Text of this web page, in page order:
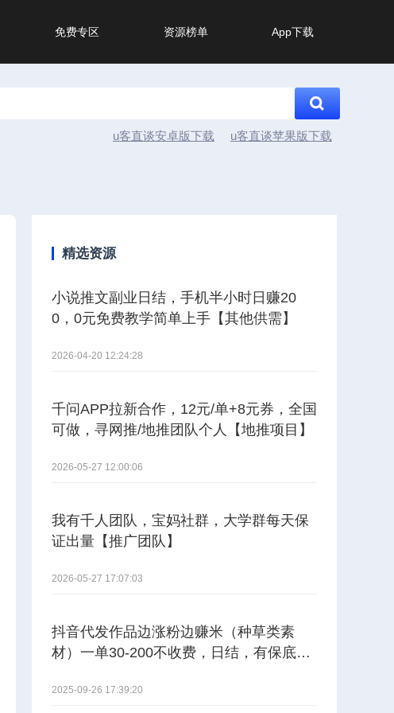
免费专区 资源榜单 App下载
u客直谈安卓版下载 u客直谈苹果版下载
精选资源
小说推文副业日结，手机半小时日赚20
0，0元免费教学简单上手【其他供需】
2026-04-20 12:24:28
千问APP拉新合作，12元/单+8元券，全国
可做，寻网推/地推团队个人【地推项目】
2026-05-27 12:00:06
我有千人团队，宝妈社群，大学群每天保
证出量【推广团队】
2026-05-27 17:07:03
抖音代发作品边涨粉边赚米（种草类素
材）一单30-200不收费，日结，有保底。
2025-09-26 17:39:20